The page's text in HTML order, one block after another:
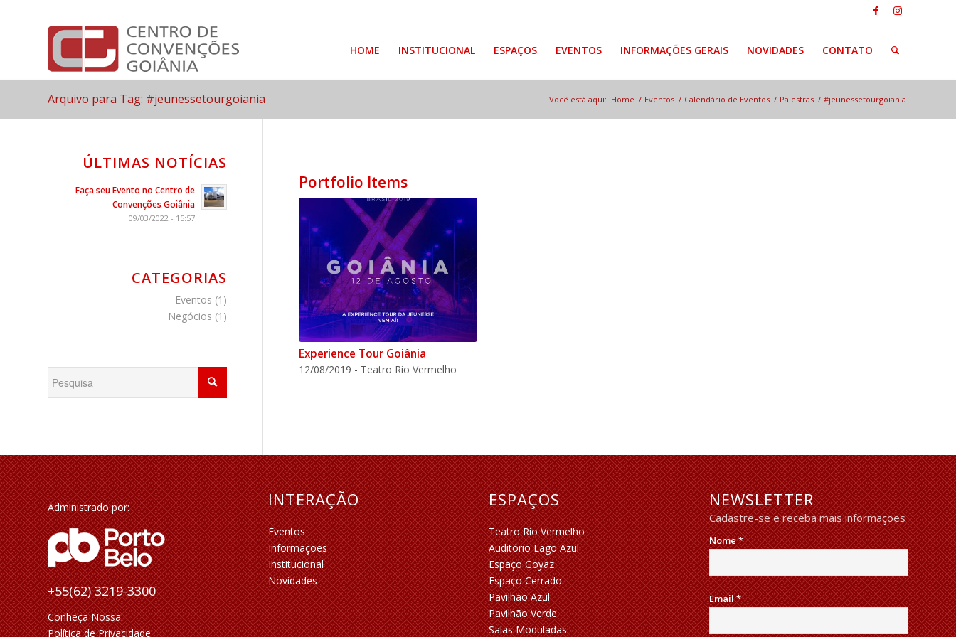
HOME INSTITUCIONAL ESPAÇOS EVENTOS INFORMAÇÕES GERAIS NOVIDADES CONTATO
Arquivo para Tag: #jeunessetourgoiania Você está aqui: Home / Eventos / Calendário de Eventos / Palestras / #jeunessetourgoiania
Portfolio Items
Experience Tour Goiânia
12/08/2019 - Teatro Rio Vermelho
ÚLTIMAS NOTÍCIAS
Faça seu Evento no Centro de
Convenções Goiânia
09/03/2022 - 15:57
CATEGORIAS
Eventos (1)
Negócios (1)
Administrado por:
+55(62) 3219-3300
Conheça Nossa:
Política de Privacidade
INTERAÇÃO
Eventos
Informações
Institucional
Novidades
ESPAÇOS
Teatro Rio Vermelho
Auditório Lago Azul
Espaço Goyaz
Espaço Cerrado
Pavilhão Azul
Pavilhão Verde
Salas Moduladas
NEWSLETTER
Cadastre-se e receba mais informações
Nome*
Email*